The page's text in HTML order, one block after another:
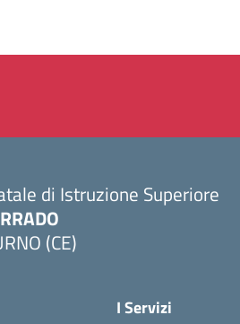
di Istruzione Superiore
(CE)
I Servizi